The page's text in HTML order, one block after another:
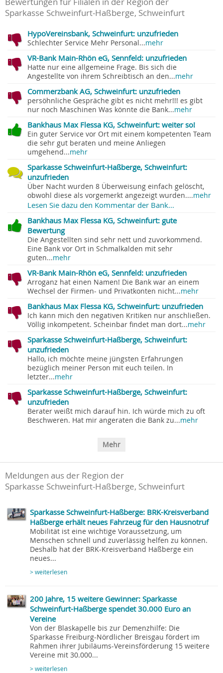
Sparkasse Schweinfurt-Haßberge, Schweinfurt
HypoVereinsbank, Schweinfurt: unzufrieden
Schlechter Service Mehr Personal...mehr
VR-Bank Main-Rhön eG, Sennfeld: unzufrieden
Hatte nur eine allgemeine Frage. Bis sich die
Angestellte von ihrem Schreibtisch an den...mehr
Commerzbank AG, Schweinfurt: unzufrieden
persöhnliche Gespräche gibt es nicht mehr!!! es gibt
nur noch Maschinen Was könnte die Bank...mehr
Bankhaus Max Flessa KG, Schweinfurt: weiter so!
Ein guter Service vor Ort mit einem kompetenten Team
die sehr gut beraten und meine Anliegen
umgehend...mehr
Sparkasse Schweinfurt-Haßberge, Schweinfurt:
unzufrieden
Über Nacht wurden 8 Überweisung einfach gelöscht,
obwohl diese als vorgemerkt angezeigt wurden....mehr
Lesen Sie dazu den Kommentar der Bank...
Bankhaus Max Flessa KG, Schweinfurt: gute
Bewertung
Die Angestellten sind sehr nett und zuvorkommend.
Eine Bank vor Ort in Schmalkalden mit sehr
guten...mehr
VR-Bank Main-Rhön eG, Sennfeld: unzufrieden
Arroganz hat einen Namen! Die Bank war an einem
Wechsel der Firmen- und Privatkonten nicht...mehr
Bankhaus Max Flessa KG, Schweinfurt: unzufrieden
Ich kann mich den negativen Kritiken nur anschließen.
Völlig inkompetent. Scheinbar findet man dort...mehr
Sparkasse Schweinfurt-Haßberge, Schweinfurt:
unzufrieden
Hallo, ich möchte meine jüngsten Erfahrungen
bezüglich meiner Person mit euch teilen. In
letzter...mehr
Sparkasse Schweinfurt-Haßberge, Schweinfurt:
unzufrieden
Berater weißt mich darauf hin. Ich würde mich zu oft
Beschweren. Hat mir angeraten die Bank zu...mehr
Mehr
Meldungen aus der Region der
Sparkasse Schweinfurt-Haßberge, Schweinfurt
Sparkasse Schweinfurt-Haßberge: BRK-Kreisverband
Haßberge erhält neues Fahrzeug für den Hausnotruf
Mobilität ist eine wichtige Voraussetzung, um
Menschen schnell und zuverlässig helfen zu können.
Deshalb hat der BRK-Kreisverband Haßberge ein
neues...
> weiterlesen
200 Jahre, 15 weitere Gewinner: Sparkasse
Schweinfurt-Haßberge spendet 30.000 Euro an
Vereine
Von der Blaskapelle bis zur Demenzhilfe: Die
Sparkasse Freiburg-Nördlicher Breisgau fördert im
Rahmen ihrer Jubiläums-Vereinsförderung 15 weitere
Vereine mit 30.000...
> weiterlesen